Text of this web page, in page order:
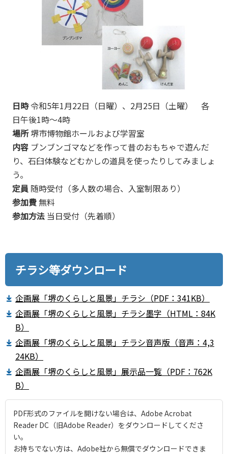
日時令和5年1月22日（日曜）、2月25日（土曜） 各
日午後1時～4時
場所堺市博物館ホールおよび学習室
内容ブンブンゴマなどを作って昔のおもちゃで遊んだ
り、石臼体験などむかしの道具を使ったりしてみましょ
う。
定員 随時受付（多人数の場合、入室制限あり）
参加費無料
参加方法当日受付（先着順）
チラシ等ダウンロード
企画展「堺のくらしと風景」チラシ（PDF：341KB）
企画展「堺のくらしと風景」チラシ墨字（HTML：84K
B）
企画展「堺のくらしと風景」チラシ音声版（音声：4,3
24KB）
企画展「堺のくらしと風景」展示品一覧（PDF：762K
B）
PDF形式のファイルを開けない場合は、Adobe Acrobat
Reader DC（旧Adobe Reader）をダウンロードしてくださ
い。
お持ちでない方は、Adobe社から無償でダウンロードできま